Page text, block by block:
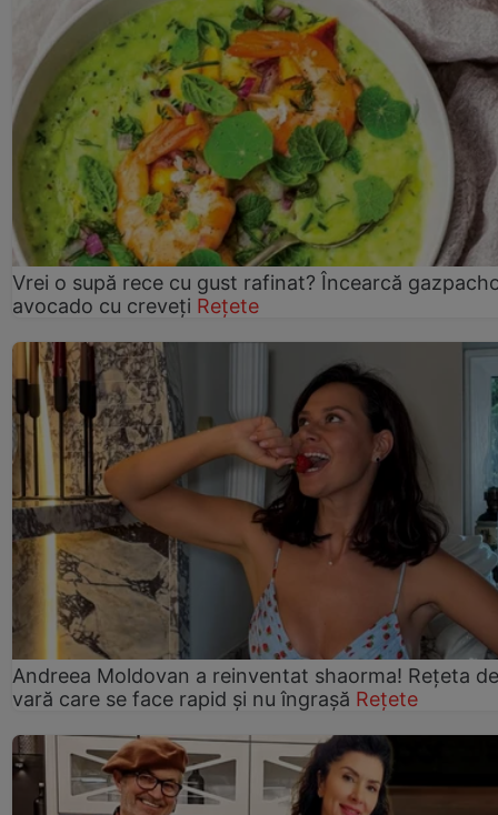
Vrei o supă rece cu gust rafinat? Încearcă
avocado cu creveți Rețete
Andreea Moldovan a reinventat shaorma! Rețeta de
vară care se face rapid și nu îngrașă Rețete